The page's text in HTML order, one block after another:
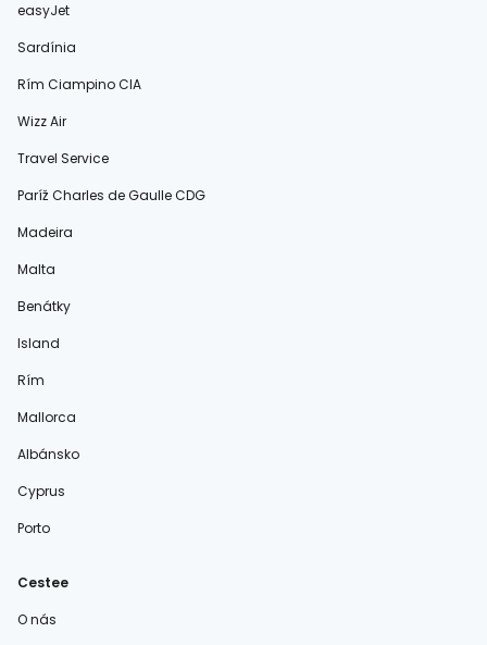
easyJet
Sardínia
Rím Ciampino CIA
Wizz Air
Travel Service
Paríž Charles de Gaulle CDG
Madeira
Malta
Benátky
Island
Rím
Mallorca
Albánsko
Cyprus
Porto
Cestee
O nás